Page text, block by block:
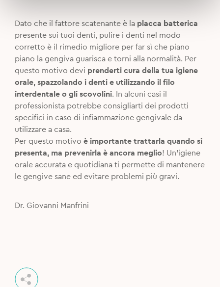
Dato che il fattore scatenante è la placca batterica
presente sui tuoi denti, pulire i denti nel modo
corretto è il rimedio migliore per far sì che piano
piano la gengiva guarisca e torni alla normalità. Per
questo motivo devi prenderti cura della tua igiene
orale, spazzolando i denti e utilizzando il filo
interdentale o gli scovolini. In alcuni casi il
professionista potrebbe consigliarti dei prodotti
specifici in caso di infiammazione gengivale da
utilizzare a casa.
Per questo motivo è importante trattarla quando si
presenta, ma prevenirla è ancora meglio! Un’igiene
orale accurata e quotidiana ti permette di mantenere
le gengive sane ed evitare problemi più gravi.
Dr. Giovanni Manfrini